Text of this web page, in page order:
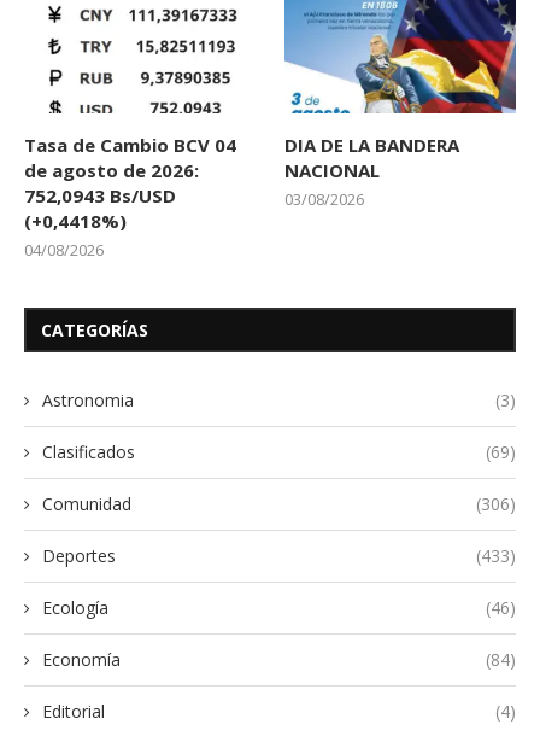
Tasa de Cambio BCV 04
de agosto de 2026:
752,0943 Bs/USD
(+0,4418%)
04/08/2026
DIA DE LA BANDERA
NACIONAL
03/08/2026
CATEGORÍAS
Astronomia (3)
Clasificados (69)
Comunidad (306)
Deportes (433)
Ecología (46)
Economía (84)
Editorial (4)